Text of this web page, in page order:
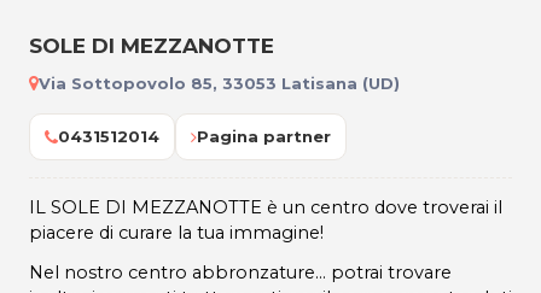
SOLE DI MEZZANOTTE
Via Sottopovolo 85, 33053 Latisana (UD)
0431512014 Pagina partner
IL SOLE DI MEZZANOTTE è un centro dove troverai il
piacere di curare la tua immagine!
Nel nostro centro abbronzature... potrai trovare